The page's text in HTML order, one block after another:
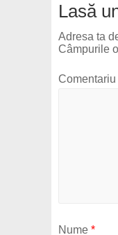
Lasă
Adresa ta
Câmpurile
Comentariu
Nume *